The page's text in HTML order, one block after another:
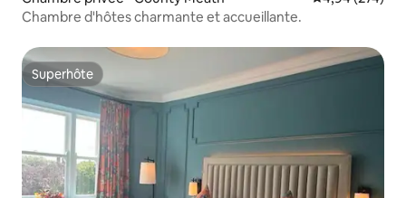
Chambre d'hôtes charmante et accueillante.
Superhôte
Superhôte